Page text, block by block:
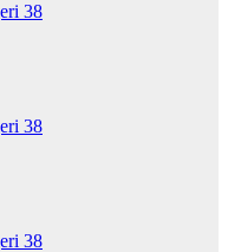
38
38
38